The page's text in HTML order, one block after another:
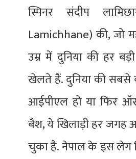
स्पिनर संदीप
Lamichhane) की, जो
उम्र में दुनिया की हर
खेलते हैं. दुनिया की सबसे
आईपीएल हो या फिर
बैश, ये खिलाड़ी हर जगह
चुका है. नेपाल के इस लेग